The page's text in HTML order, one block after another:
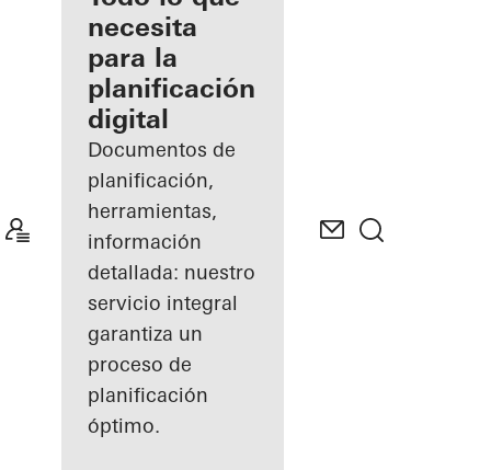
registrado
Descubre
mi área
de
trabajo
necesita
para la
planificación
digital
Documentos de
planificación,
herramientas,
información
detallada: nuestro
servicio integral
garantiza un
proceso de
planificación
óptimo.